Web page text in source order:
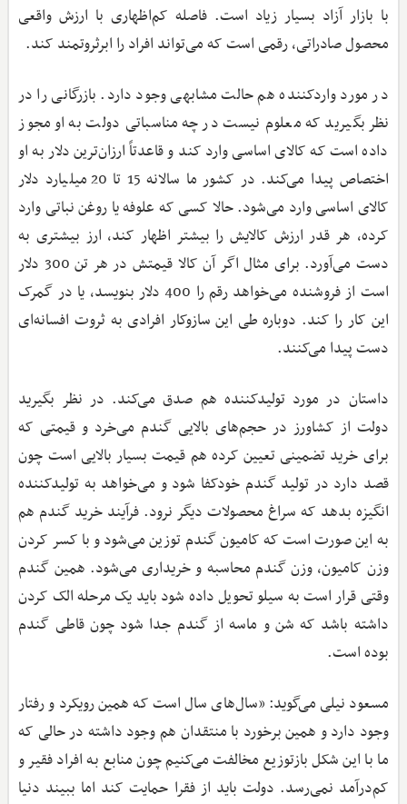
با بازار آزاد بسیار زیاد است. فاصله کم‌اظهاری با ارزش واقعی
محصول صادراتی، رقمی است که می‌تواند افراد را ابرثروتمند کند.
در مورد واردکننده هم حالت مشابهی وجود دارد. بازرگانی را در
نظر بگیرید که معلوم نیست در چه مناسباتی دولت به او مجوز
داده است که کالای اساسی وارد کند و قاعدتاً ارزان‌ترین دلار به او
اختصاص پیدا می‌کند. در کشور ما سالانه 15 تا 20 میلیارد دلار
کالای اساسی وارد می‌شود. حالا کسی که علوفه یا روغن نباتی وارد
کرده، هر قدر ارزش کالایش را بیشتر اظهار کند، ارز بیشتری به
دست می‌آورد. برای مثال اگر آن کالا قیمتش در هر تن 300 دلار
است از فروشنده می‌خواهد رقم را 400 دلار بنویسد، یا در گمرک
این کار را کند. دوباره طی این سازوکار افرادی به ثروت افسانه‌ای
دست پیدا می‌کنند.
داستان در مورد تولیدکننده هم صدق می‌کند. در نظر بگیرید
دولت از کشاورز در حجم‌های بالایی گندم می‌خرد و قیمتی که
برای خرید تضمینی تعیین کرده هم قیمت بسیار بالایی است چون
قصد دارد در تولید گندم خودکفا شود و می‌خواهد به تولیدکننده
انگیزه بدهد که سراغ محصولات دیگر نرود. فرآیند خرید گندم هم
به این صورت است که کامیون گندم توزین می‌شود و با کسر کردن
وزن کامیون، وزن گندم محاسبه و خریداری می‌شود. همین گندم
وقتی قرار است به سیلو تحویل داده شود باید یک مرحله الک کردن
داشته باشد که شن و ماسه از گندم جدا شود چون قاطی گندم
بوده است.
مسعود نیلی می‌گوید: «سال‌های سال است که همین رویکرد و رفتار
وجود دارد و همین برخورد با منتقدان هم وجود داشته در حالی که
ما با این شکل بازتوزیع مخالفت می‌کنیم چون منابع به افراد فقیر و
کم‌درآمد نمی‌رسد. دولت باید از فقرا حمایت کند اما ببیند دنیا